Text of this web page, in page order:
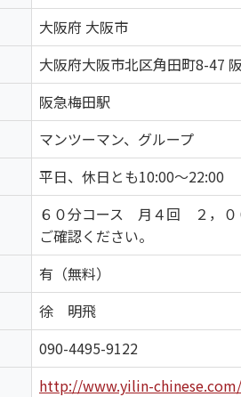
大阪府 大阪市
大阪府大阪市北区角田町8-47
阪急梅田駅
マンツーマン、グループ
平日、休日とも10:00～22:00
６０分コース 月４回 ２，０
ご確認ください。
有（無料）
徐 明飛
090-4495-9122
http://www.yilin-chinese.com/